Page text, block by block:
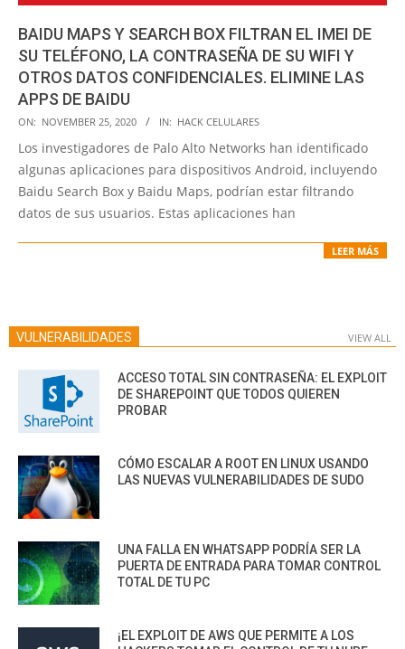
BAIDU MAPS Y SEARCH BOX FILTRAN EL IMEI DE
SU TELÉFONO, LA CONTRASEÑA DE SU WIFI Y
OTROS DATOS CONFIDENCIALES. ELIMINE LAS
APPS DE BAIDU
2020-
11-
25
ON: NOVEMBER 25, 2020 IN: HACK CELULARES
Los investigadores de Palo Alto Networks han identificado
algunas aplicaciones para dispositivos Android, incluyendo
Baidu Search Box y Baidu Maps, podrían estar filtrando
datos de sus usuarios. Estas aplicaciones han
LEER MÁS
VULNERABILIDADES VIEW ALL
ACCESO TOTAL SIN CONTRASEÑA: EL EXPLOIT
DE SHAREPOINT QUE TODOS QUIEREN
PROBAR
CÓMO ESCALAR A ROOT EN LINUX USANDO
LAS NUEVAS VULNERABILIDADES DE SUDO
UNA FALLA EN WHATSAPP PODRÍA SER LA
PUERTA DE ENTRADA PARA TOMAR CONTROL
TOTAL DE TU PC
¡EL EXPLOIT DE AWS QUE PERMITE A LOS